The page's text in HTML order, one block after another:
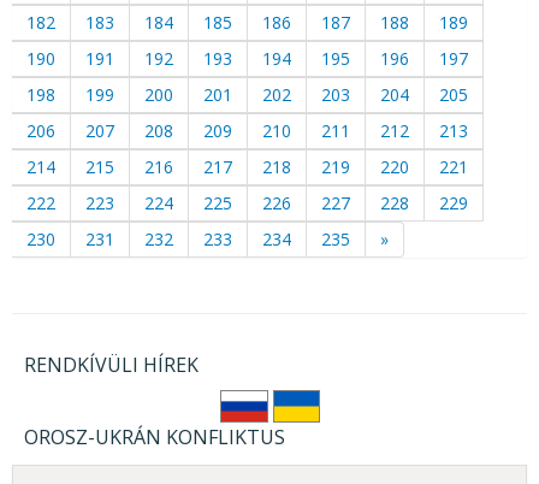
182
183 184 185 186 187 188
189
190
191 192 193 194 195 196
197
198
199 200 201 202 203 204
205
206
207 208 209 210 211 212
213
214
215 216 217 218 219 220
221
222
223 224 225 226 227 228
229
230
231 232 233 234 235 »
RENDKÍVÜLI HÍREK
OROSZ-UKRÁN KONFLIKTUS